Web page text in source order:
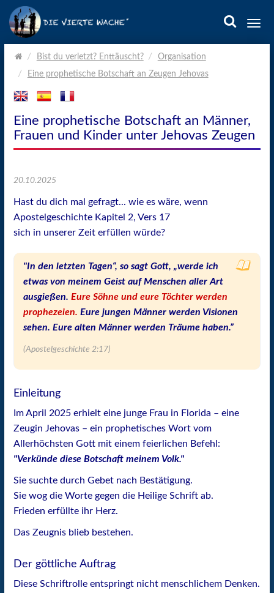
Home.Bist du verletzt? Enttäuscht?
Organisation
Eine prophetische Botschaft an Zeugen Jehovas
Eine prophetische Botschaft an Männer,
Frauen und Kinder unter Jehovas Zeugen
20.10.2025
Hast du dich mal gefragt... wie es wäre, wenn
Apostelgeschichte Kapitel 2, Vers 17
sich in unserer Zeit erfüllen würde?
"In den letzten Tagen“, so sagt Gott, „werde ich
etwas von meinem Geist auf Menschen aller Art
ausgießen. Eure Söhne und eure Töchter werden
prophezeien. Eure jungen Männer werden Visionen
sehen. Eure alten Männer werden Träume haben.”
(Apostelgeschichte 2:17)
Einleitung
Im April 2025 erhielt eine junge Frau in Florida – eine
Zeugin Jehovas – ein prophetisches Wort vom
Allerhöchsten Gott mit einem feierlichen Befehl:
"Verkünde diese Botschaft meinem Volk."
Sie suchte durch Gebet nach Bestätigung.
Sie wog die Worte gegen die Heilige Schrift ab.
Frieden erfüllte ihr Herz.
Das Zeugnis blieb bestehen.
Der göttliche Auftrag
Diese Schriftrolle entspringt nicht menschlichem Denken.